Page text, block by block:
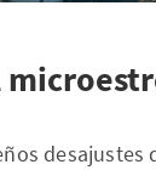
desajustes